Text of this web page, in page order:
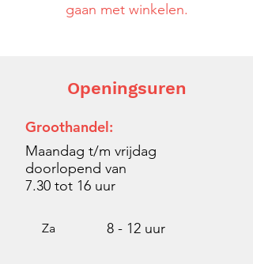
gaan met winkelen.
Openingsuren
Groothandel:
Maandag t/m vrijdag
doorlopend van
7.30 tot 16 uur
Za 8 - 12 uur